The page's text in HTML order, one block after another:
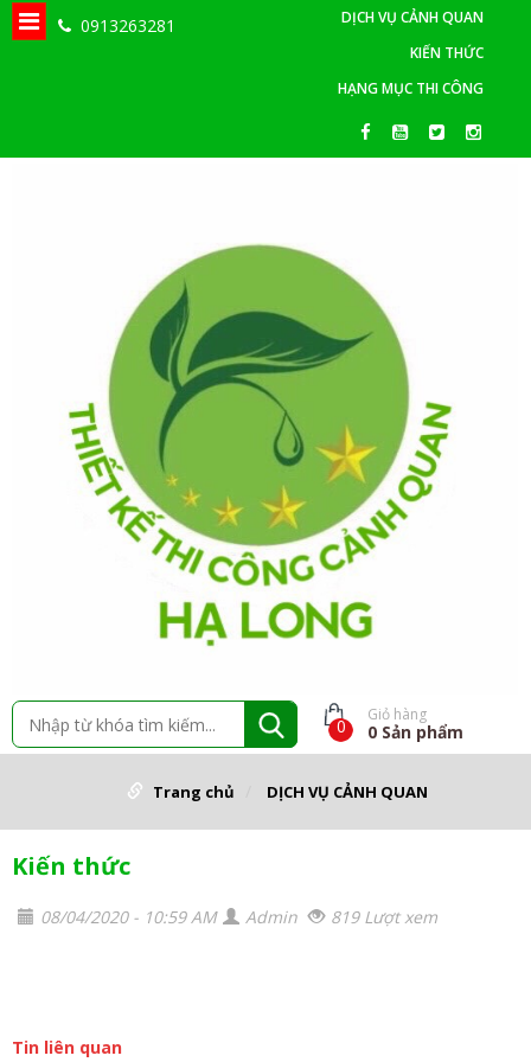
0913263281
DỊCH VỤ CẢNH QUAN
KIẾN THỨC
HẠNG MỤC THI CÔNG
0
Giỏ hàng
0 Sản phẩm
Trang chủ DỊCH VỤ CẢNH QUAN
Kiến thức
08/04/2020 - 10:59 AM Admin 819 Lượt xem
Tin liên quan